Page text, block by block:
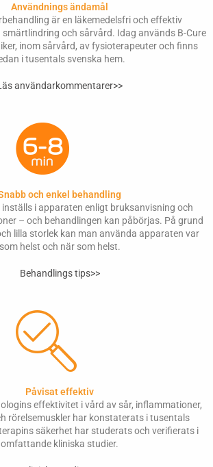
Användnings ändamål
är en läkemedelsfri och effektiv
och sårvård. Idag används B-Cure
inom sårvård, av fysioterapeuter och finns
i tusentals svenska hem.
användarkommentarer>>
och enkel behandling
i apparaten enligt bruksanvisning och
– och behandlingen kan påbörjas. På grund
lilla storlek kan man använda apparaten var
som helst och när som helst.
Behandlings tips>>
Påvisat effektiv
effektivitet i vård av sår, inflammationer,
rörelsemuskler har konstaterats i tusentals
säkerhet har studerats och verifierats i
omfattande kliniska studier.